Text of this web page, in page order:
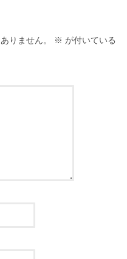
りません。 ※ が付いている